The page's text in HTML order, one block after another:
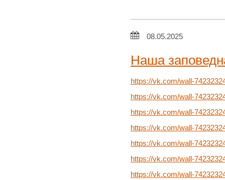
08.05.2025
Наша
https://vk.com/wall-
https://vk.com/wall-
https://vk.com/wall-
https://vk.com/wall-
https://vk.com/wall-
https://vk.com/wall-
https://vk.com/wall-